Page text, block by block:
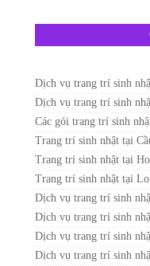
Dịch vụ trang trí sinh
Dịch vụ trang trí sinh
Các gói trang trí sinh
Trang trí sinh nhật tại
Trang trí sinh nhật tại
Trang trí sinh nhật tại
Dịch vụ trang trí sinh
Dịch vụ trang trí sinh
Dịch vụ trang trí sinh
Dịch vụ trang trí sinh